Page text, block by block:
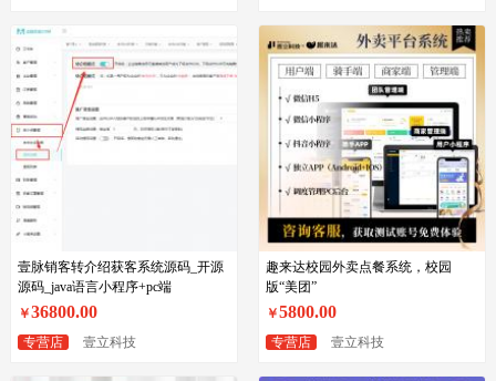
壹脉销客转介绍获客系统源码_开源
源码_java语言小程序+pc端
￥36800.00
专营店 壹立科技
趣来达校园外卖点餐系统，校园
版“美团”
￥5800.00
专营店 壹立科技